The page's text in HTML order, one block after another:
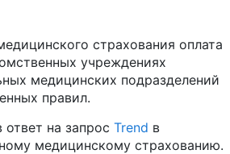
страхования оплата
учреждениях
медицинских подразделений
правил.
на запрос Trend в
медицинскому страхованию.